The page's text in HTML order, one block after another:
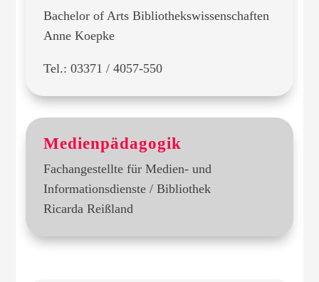
Bachelor of Arts Bibliothekswissenschaften
Anne Koepke
Tel.: 03371 / 4057-550
Medienpädagogik
Fachangestellte für Medien- und
Informationsdienste / Bibliothek
Ricarda Reißland